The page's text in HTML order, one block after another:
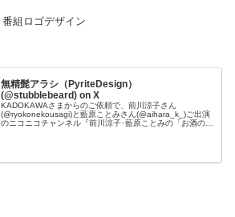
番組ロゴデザイン
無精髭アラシ（PyriteDesign）
(@stubblebeard) on X
KADOKAWAさまからのご依頼で、前川涼子さん
(@ryokonekousagi)と藍原ことみさん(@aihara_k_)ご出演
のニコニコチャンネル『前川涼子･藍原ことみの「お酒の美